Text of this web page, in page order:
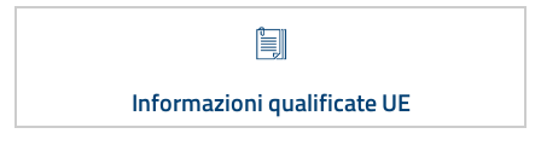
Informazioni qualificate UE